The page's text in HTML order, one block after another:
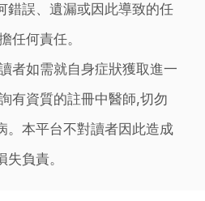
錯誤、遺漏或因此導致的任
任何責任。
者如需就自身症狀獲取進一
有資質的註冊中醫師,切勿
。本平台不對讀者因此造成
負責。